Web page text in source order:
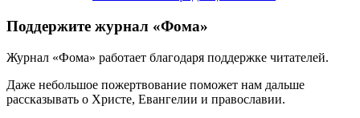
Поддержите журнал «Фома»
Журнал «Фома» работает благодаря поддержке читателей.
Даже небольшое пожертвование поможет нам дальше
рассказывать о Христе, Евангелии и православии.